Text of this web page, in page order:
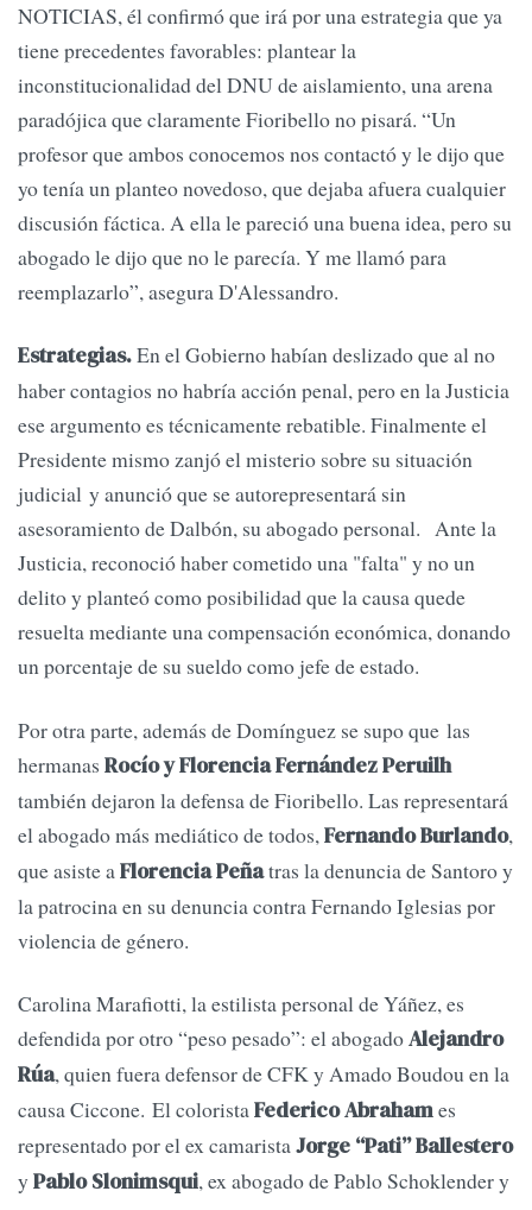
NOTICIAS, él confirmó que irá por una estrategia que ya
tiene precedentes favorables: plantear la
inconstitucionalidad del DNU de aislamiento, una arena
paradójica que claramente Fioribello no pisará. “Un
profesor que ambos conocemos nos contactó y le dijo que
yo tenía un planteo novedoso, que dejaba afuera cualquier
discusión fáctica. A ella le pareció una buena idea, pero su
abogado le dijo que no le parecía. Y me llamó para
reemplazarlo”, asegura D'Alessandro.
Estrategias.En el Gobierno habían deslizado que al no
haber contagios no habría acción penal, pero en la Justicia
ese argumento es técnicamente rebatible. Finalmente el
Presidente mismo zanjó el misterio sobre su situación
judicial y anunció que se autorepresentará sin
asesoramiento de Dalbón, su abogado personal. Ante la
Justicia, reconoció haber cometido una "falta" y no un
delito y planteó como posibilidad que la causa quede
resuelta mediante una compensación económica, donando
un porcentaje de su sueldo como jefe de estado.
Por otra parte, además de Domínguez se supo que las
hermanas Rocío y Florencia Fernández Peruilh
también dejaron la defensa de Fioribello. Las representará
el abogado más mediático de todos,Fernando Burlando,
que asiste aFlorencia Peñatras la denuncia de Santoro y
la patrocina en su denuncia contra Fernando Iglesias por
violencia de género.
Carolina Marafiotti, la estilista personal de Yáñez, es
defendida por otro “peso pesado”: el abogadoAlejandro
Rúa, quien fuera defensor de CFK y Amado Boudou en la
causa Ciccone. El coloristaFederico Abrahames
representado por el ex camaristaJorge “Pati” Ballestero
y Pablo Slonimsqui, ex abogado de Pablo Schoklender y